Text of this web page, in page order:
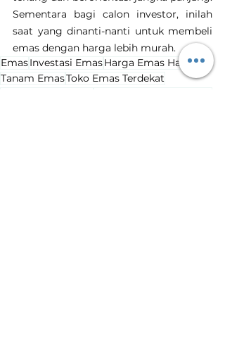
Sementara bagi calon investor, inilah
saat yang dinanti-nanti untuk membeli
emas dengan harga lebih murah.
EmasInvestasi EmasHarga Emas Hari Ini
Tanam EmasToko Emas Terdekat